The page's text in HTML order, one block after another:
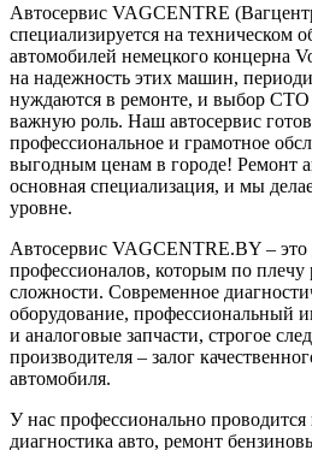
Автосервис VAGCENTRE
специализируется на техническом
автомобилей немецкого концерна
на надежность этих машин,
нуждаются в ремонте, и выбор СТО
важную роль. Наш автосервис
профессиональное и грамотное
выгодным ценам в городе! Ремонт
основная специализация, и мы
уровне.
Автосервис VAGCENTRE.BY –
профессионалов, которым по плечу
сложности. Современное
оборудование, профессиональный
и аналоговые запчасти, строгое
производителя – залог
автомобиля.
У нас профессионально
диагностика авто, ремонт